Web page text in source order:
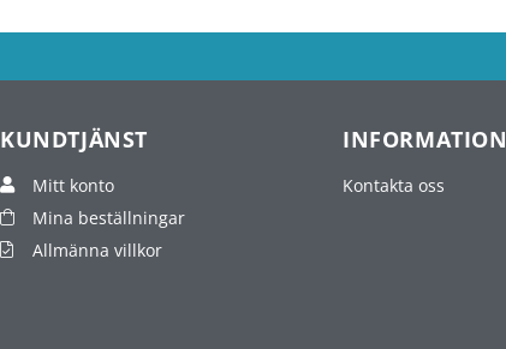
KUNDTJÄNST
Mitt konto
Mina beställningar
Allmänna villkor
INFORMATION
Kontakta oss